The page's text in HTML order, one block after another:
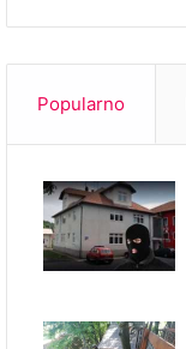
Popularno